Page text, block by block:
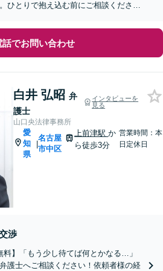
ひとりで抱え込む前にご相談ください
話でお問い合わせ
白井 弘昭 弁
護士
インタビューを
見る
山口央法律事務所
愛
知
県
|
名古屋
市中区
上前津駅か
ら徒歩3分
営業時間：本
日定休日
渉
料】「もう少し待てば何とかなる…」
護士へご相談ください！依頼者様の経